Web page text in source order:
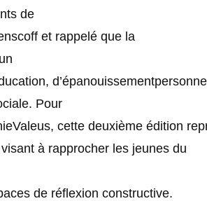
de
et rappelé que la
Pour
cette deuxième édition
à rapprocher les jeunes du
de réflexion constructive.